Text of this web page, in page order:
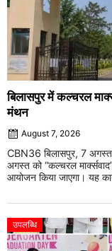
बिलासपुर में कल्चरल
मंथन
August 7, 2026
CBN36 बिलासपुर, 7
अगस्त को “कल्चरल
आयोजन किया जाएगा। यह
उपलब्धि